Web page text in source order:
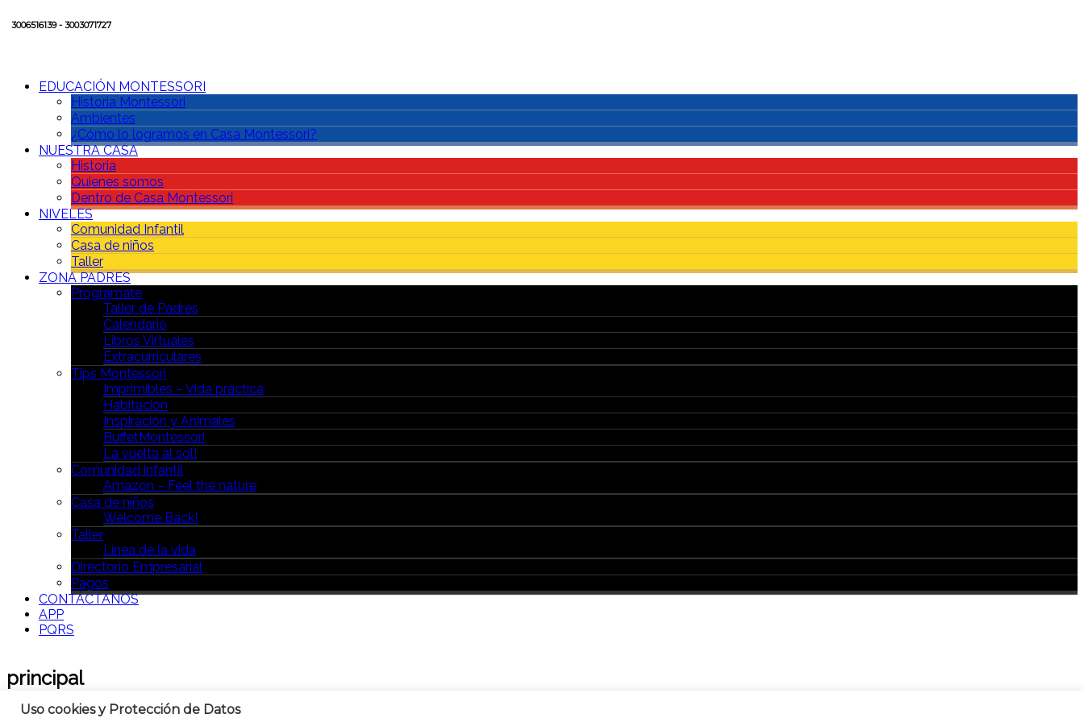
3006516139 - 3003071727
EDUCACIÓN MONTESSORI
Historia Montessori
Ambientes
¿Cómo lo logramos en Casa Montessori?
NUESTRA CASA
Historia
Quienes somos
Dentro de Casa Montessori
NIVELES
Comunidad Infantil
Casa de niños
Taller
ZONA PADRES
Prográmate
Taller de Padres
Calendario
Libros Virtuales
Extracurriculares
Tips Montessori
Imprimibles – Vida práctica
Habitación
Inspiración y Animales
BuffetMontessori
La vuelta al sol!
Comunidad infantil
Amazon – Feel the nature
Casa de niños
Welcome Back!
Taller
Línea de la vida
Directorio Empresarial
Pagos
CONTÁCTANOS
APP
PQRS
principal
Uso cookies y Protección de Datos